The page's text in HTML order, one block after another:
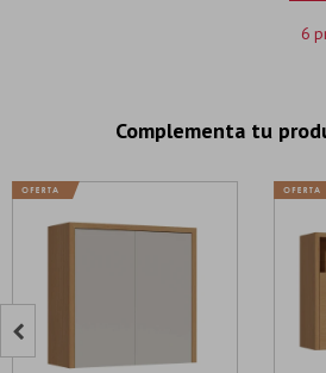
6
Complementa tu
